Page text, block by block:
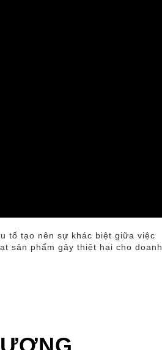
tố tạo nên sự khác biệt giữa việc
sản phẩm gây thiệt hại cho doanh